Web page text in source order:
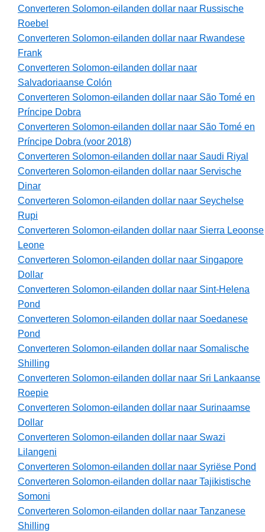
Converteren Solomon-eilanden dollar naar Russische
Roebel
Converteren Solomon-eilanden dollar naar Rwandese
Frank
Converteren Solomon-eilanden dollar naar
Salvadoriaanse Colón
Converteren Solomon-eilanden dollar naar São Tomé en
Príncipe Dobra
Converteren Solomon-eilanden dollar naar São Tomé en
Príncipe Dobra (voor 2018)
Converteren Solomon-eilanden dollar naar Saudi Riyal
Converteren Solomon-eilanden dollar naar Servische
Dinar
Converteren Solomon-eilanden dollar naar Seychelse
Rupi
Converteren Solomon-eilanden dollar naar Sierra Leoonse
Leone
Converteren Solomon-eilanden dollar naar Singapore
Dollar
Converteren Solomon-eilanden dollar naar Sint-Helena
Pond
Converteren Solomon-eilanden dollar naar Soedanese
Pond
Converteren Solomon-eilanden dollar naar Somalische
Shilling
Converteren Solomon-eilanden dollar naar Sri Lankaanse
Roepie
Converteren Solomon-eilanden dollar naar Surinaamse
Dollar
Converteren Solomon-eilanden dollar naar Swazi
Lilangeni
Converteren Solomon-eilanden dollar naar Syriëse Pond
Converteren Solomon-eilanden dollar naar Tajikistische
Somoni
Converteren Solomon-eilanden dollar naar Tanzanese
Shilling